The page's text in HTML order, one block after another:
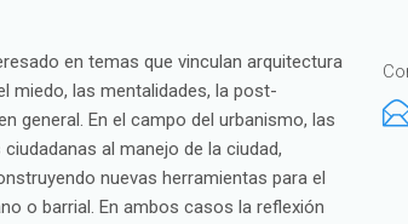
en temas que vinculan arquitectura
miedo, las mentalidades, la post-
general. En el campo del urbanismo, las
al manejo de la ciudad,
nuevas herramientas para el
o barrial. En ambos casos la reflexión